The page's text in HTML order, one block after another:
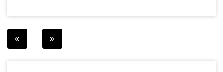
Berichtnavigatie